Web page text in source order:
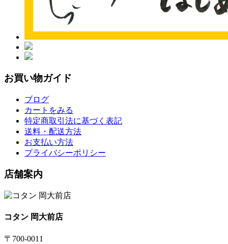
お買い物ガイド
ブログ
カートをみる
特定商取引法に基づく表記
送料・配送方法
お支払い方法
プライバシーポリシー
店舗案内
コタン 岡大前店
〒700-0011